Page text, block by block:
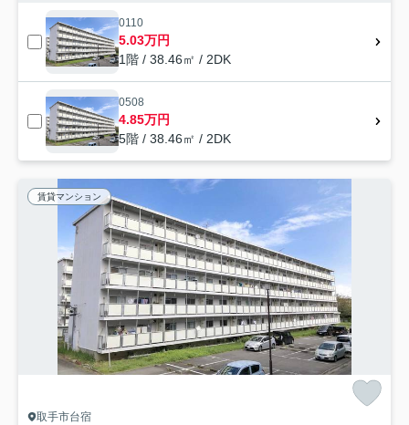
0110
5.03万円
1階 / 38.46㎡ / 2DK
0508
4.85万円
5階 / 38.46㎡ / 2DK
賃貸マンション
取手市台宿